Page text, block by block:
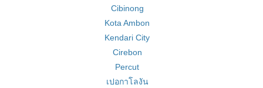
Cibinong
Kota Ambon
Kendari City
Cirebon
Percut
เปอกาโลงัน